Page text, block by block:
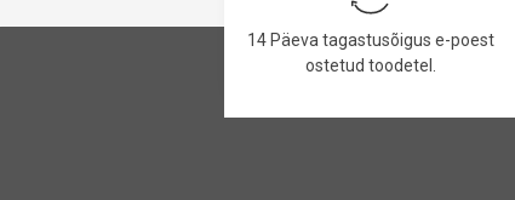
14 Päeva tagastusõigus e-poest
ostetud toodetel.